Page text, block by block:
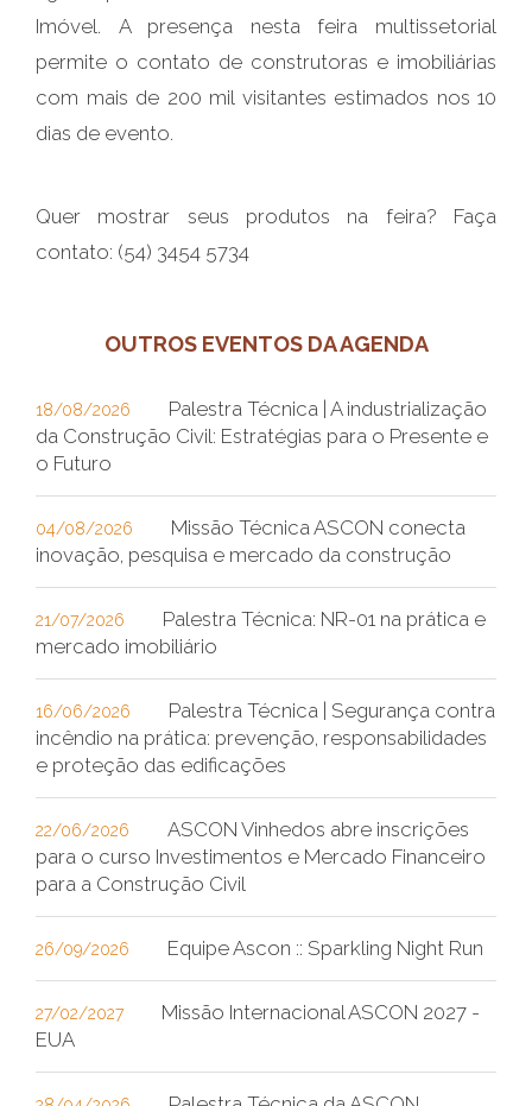
Imóvel. A presença nesta feira multissetorial
permite o contato de construtoras e imobiliárias
com mais de 200 mil visitantes estimados nos 10
dias de evento.
Quer mostrar seus produtos na feira? Faça
contato: (54) 3454 5734
OUTROS EVENTOS DA AGENDA
18/08/2026
Palestra Técnica | A industrialização
da Construção Civil: Estratégias para o Presente e
o Futuro
04/08/2026
Missão Técnica ASCON conecta
inovação, pesquisa e mercado da construção
21/07/2026
Palestra Técnica: NR-01 na prática e
mercado imobiliário
16/06/2026
Palestra Técnica | Segurança contra
incêndio na prática: prevenção, responsabilidades
e proteção das edificações
22/06/2026
ASCON Vinhedos abre inscrições
para o curso Investimentos e Mercado Financeiro
para a Construção Civil
26/09/2026 Equipe Ascon :: Sparkling Night Run
27/02/2027
Missão Internacional ASCON 2027 -
EUA